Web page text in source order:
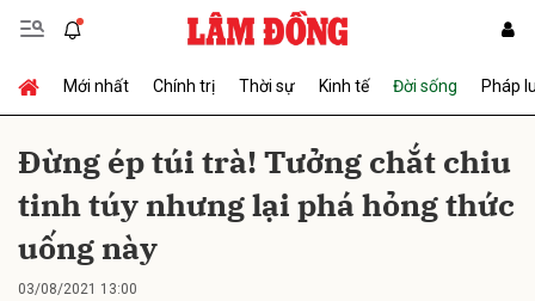
Mới nhất Chính trị Thời sự Kinh tế Đời sống Pháp
Đừng ép túi trà! Tưởng chắt chiu
tinh túy nhưng lại phá hỏng thức
uống này
03/08/2021 13:00
Gửi bình luận